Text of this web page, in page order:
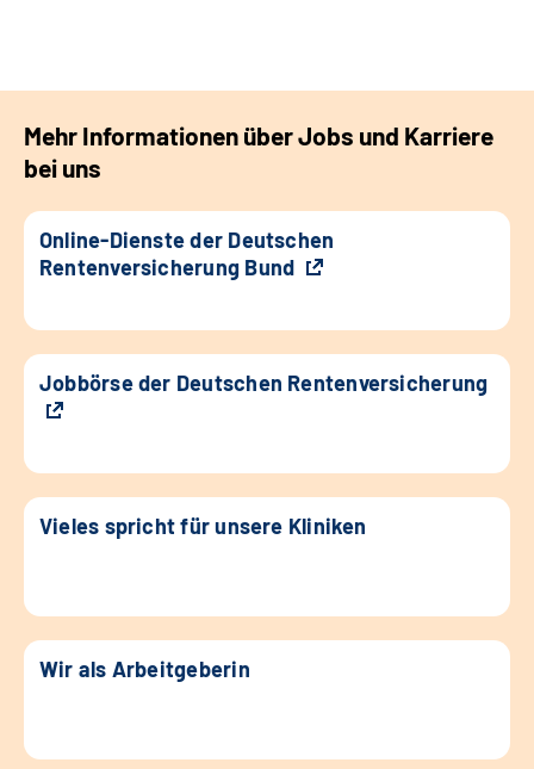
Mehr Informationen über Jobs und Karriere
bei uns
Online-Dienste der Deutschen
Rentenversicherung Bund
Jobbörse der Deutschen Rentenversicherung
Vieles spricht für unsere Kliniken
Wir als Arbeitgeberin